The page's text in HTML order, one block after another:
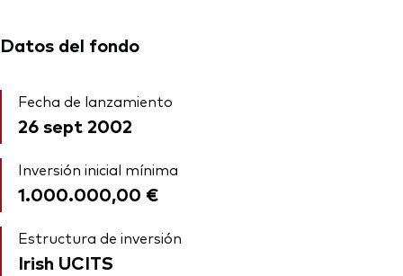
Datos del fondo
Fecha de lanzamiento
26 sept 2002
Inversión inicial mínima
1.000.000,00 €
Estructura de inversión
Irish UCITS